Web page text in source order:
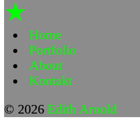
★
Home
Portfolio
About
Kontakt
© 2026 Edith Arnold